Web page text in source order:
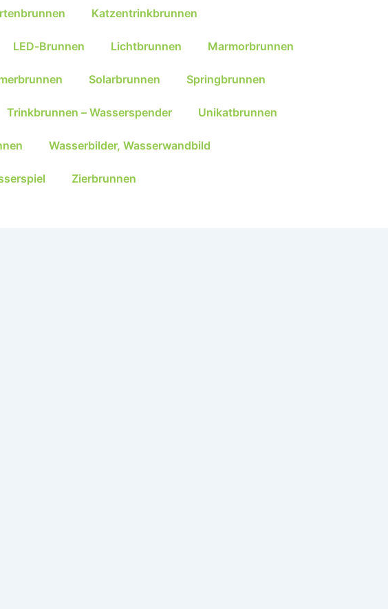
Katzentrinkbrunnen
LED-Brunnen Lichtbrunnen Marmorbrunnen
Solarbrunnen Springbrunnen
Trinkbrunnen – Wasserspender Unikatbrunnen
Wasserbilder, Wasserwandbild
Zierbrunnen